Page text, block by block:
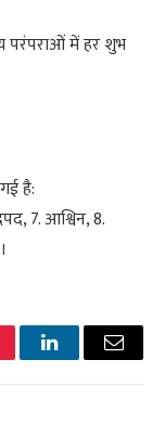
परंपराओं में हर शुभ
है:
7. आश्विन, 8.
LinkedInEmail